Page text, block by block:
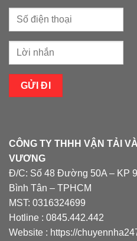
CÔNG TY THHH VẬN TẢI
VƯƠNG
Đ/C: Số 48 Đường 50A – KP
Bình Tân – TPHCM
MST: 0316324699
Hotline : 0845.442.442
Website : https://